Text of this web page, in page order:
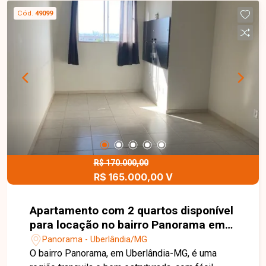
quartos, banheiro com box de vidro, cozinha com
planejados e cooktop, área de serviço integrada e
1 vaga de garagem descoberta. Uma excelente
oportunidade para morar bem ou investir em uma
das regiões mais funcionais da cidade. Entre em
contato e agende sua visita para conhecer de
perto esse imóvel que une conforto, praticidade
e ótima localização
Cód. 49099
R$ 170.000,00
R$ 165.000,00 V
Apartamento com 2 quartos disponível
para locação no bairro Panorama em
Uberlândia-MG
Panorama - Uberlândia/MG
O bairro Panorama, em Uberlândia-MG, é uma